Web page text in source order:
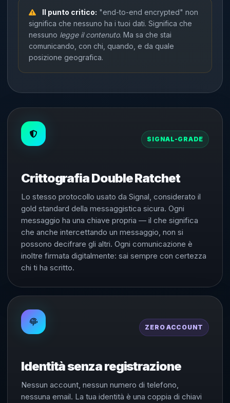
Il punto critico: "end-to-end encrypted" non
significa che nessuno ha i tuoi dati. Significa che
nessuno legge il contenuto. Ma sa che stai
comunicando, con chi, quando, e da quale
posizione geografica.
SIGNAL-GRADE
Crittografia Double Ratchet
Lo stesso protocollo usato da Signal, considerato il
gold standard della messaggistica sicura. Ogni
messaggio ha una chiave propria — il che significa
che anche intercettando un messaggio, non si
possono decifrare gli altri. Ogni comunicazione è
inoltre firmata digitalmente: sai sempre con certezza
chi ti ha scritto.
ZERO ACCOUNT
Identità senza registrazione
Nessun account, nessun numero di telefono,
nessuna email. La tua identità è una coppia di chiavi